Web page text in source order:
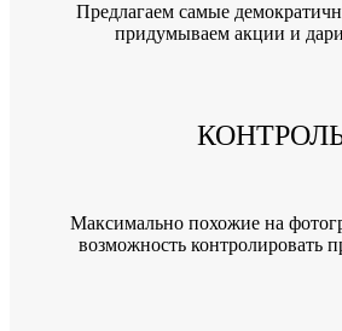
Предлагаем самые
придумываем акции и
Максимально похожие на
возможность контролировать